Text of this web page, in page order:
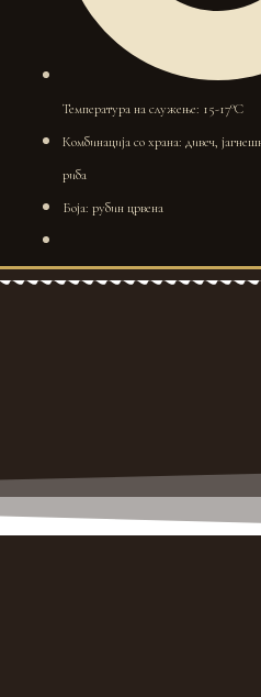
Температура на служење: 15-17°C
Комбинација со храна: дивеч,
риба
Боја: рубин црвена